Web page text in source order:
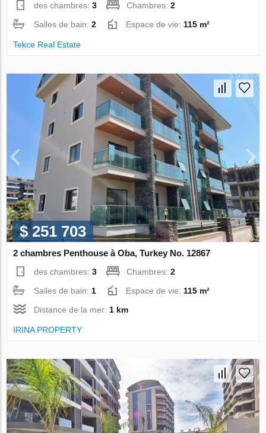
des chambres:3 Chambres:2
Salles de bain:2 Espace de vie:115 m²
Tekce Real Estate
$ 251 703
2 chambres Penthouse à Oba, Turkey No. 12867
des chambres:3 Chambres:2
Salles de bain: 1 Espace de vie: 115 m²
Distance de la mer: 1 km
IRINA PROPERTY